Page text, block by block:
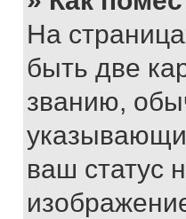
На
быть две
званию,
ваш статус